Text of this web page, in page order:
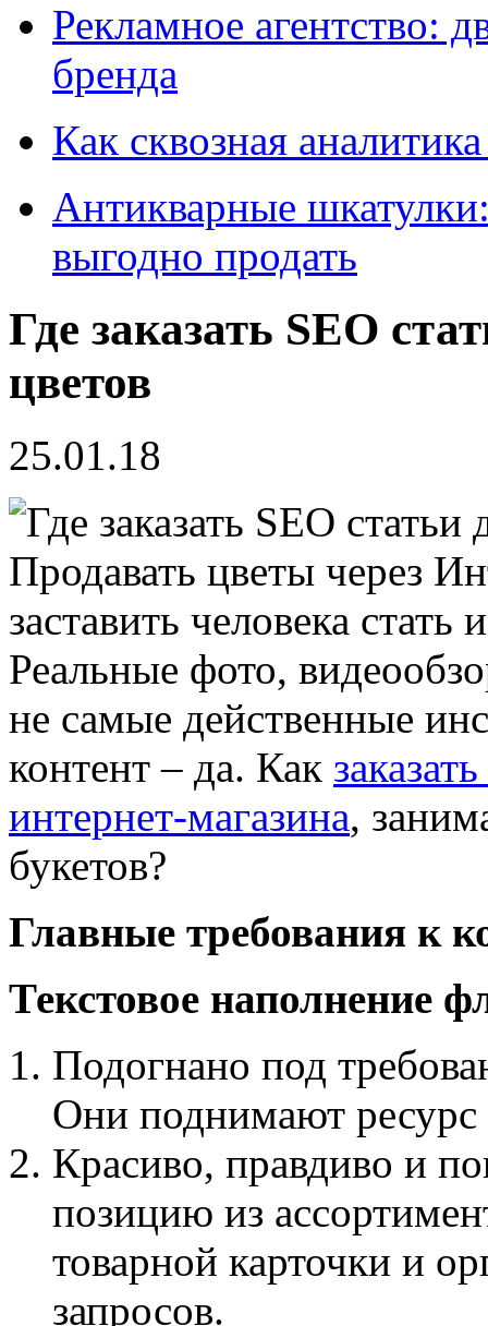
Рекламное агентство:
бренда
Как сквозная
Антикварные
выгодно продать
Где заказать SEO
цветов
25.01.18
Продавать цветы через
заставить человека
Реальные фото,
не самые действенные
контент – да. Как
интернет-магазина,
букетов?
Главные требования к
Текстовое наполнение
Подогнано под
Они поднимают ресурс
Красиво, правдиво и
позицию из
товарной карточки и
запросов.